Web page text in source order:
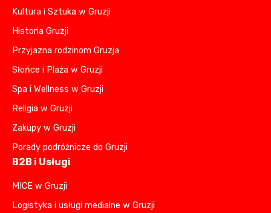
Kultura i Sztuka w Gruzji
Historia Gruzji
Przyjazna rodzinom Gruzja
Słońce i Plaża w Gruzji
Spa i Wellness w Gruzji
Religia w Gruzji
Zakupy w Gruzji
Porady podróżnicze do Gruzji
B2B i Usługi
MICE w Gruzji
Logistyka i usługi medialne w Gruzji